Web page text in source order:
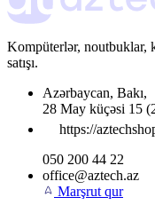
Kompüterlər, noutbuklar,
satışı.
Azərbaycan, Bakı,
28 May küçəsi 15
https://
050 200 44 22
office@aztech.az
Marşrut qur